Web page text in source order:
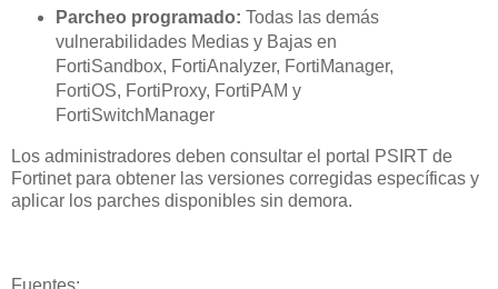
Parcheo programado: Todas las demás
vulnerabilidades Medias y Bajas en
FortiSandbox, FortiAnalyzer, FortiManager,
FortiOS, FortiProxy, FortiPAM y
FortiSwitchManager
Los administradores deben consultar el portal PSIRT de
Fortinet para obtener las versiones corregidas específicas y
aplicar los parches disponibles sin demora.